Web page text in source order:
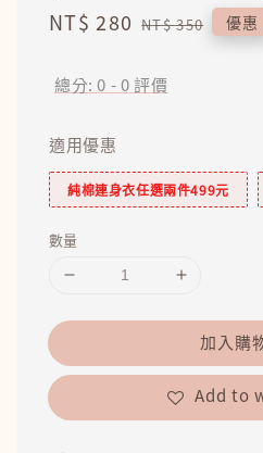
Sale
NT$ 280 Regular
NT$ 350 優惠
總分:0 -0評價
適用優惠
純棉連身衣任選兩件499元
數量
加入購
Add to